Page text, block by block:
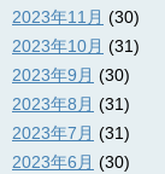
2023年11月 (30)
2023年10月 (31)
2023年9月 (30)
2023年8月 (31)
2023年7月 (31)
2023年6月 (30)